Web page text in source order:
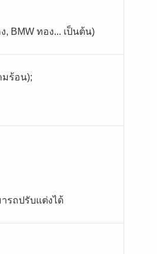
, BMW ทอง... เป็นต้น)
มร้อน);
รถปรับแต่งได้